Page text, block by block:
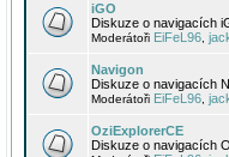
iGO
Diskuze o navigacích
Moderátoři EiFeL96
Navigon
Diskuze o navigacích
Moderátoři EiFeL96
OziExplorerCE
Diskuze o navigacích